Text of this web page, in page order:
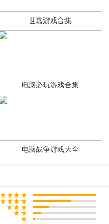
世嘉游戏合集
电脑必玩游戏合集
电脑战争游戏大全